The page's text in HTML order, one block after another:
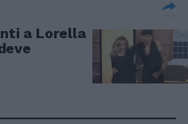
a Lorella